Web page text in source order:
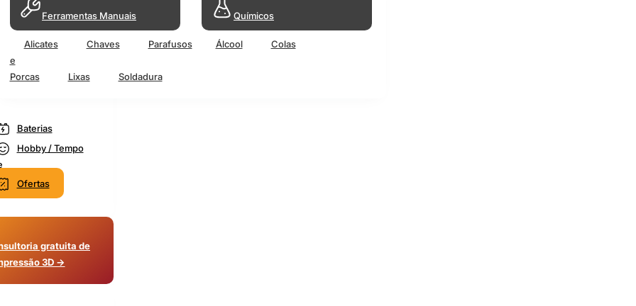
Ferramentas Manuais
Alicates Chaves
Parafusos
e
Porcas
Lixas Soldadura
Químicos
Álcool Colas
Baterias
Hobby / Tempo
Ofertas
gratuita de
3D →